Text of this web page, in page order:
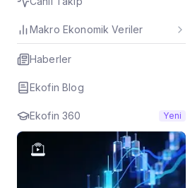
Makro Ekonomik Veriler
Haberler
Ekofin Blog
Ekofin 360 Yeni